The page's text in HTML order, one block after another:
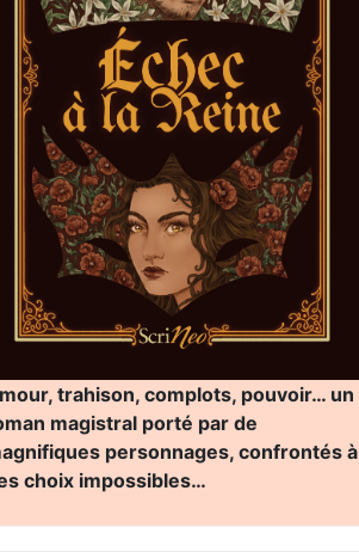
trahison, complots, pouvoir… un
magistral porté par de
personnages, confrontés à
choix impossibles…